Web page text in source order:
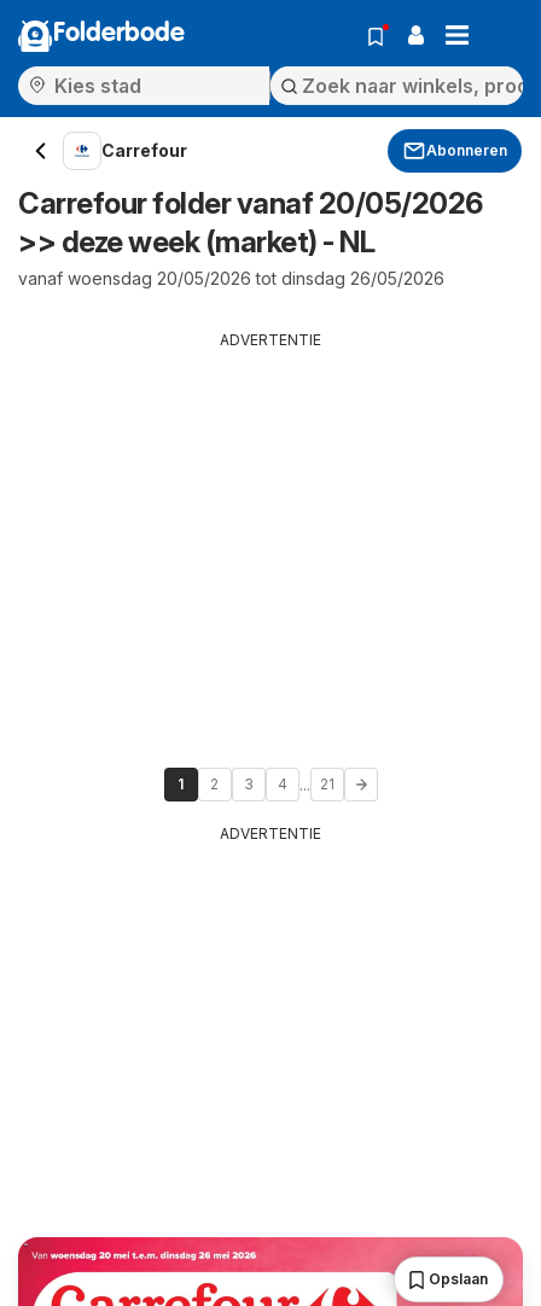
Folderbode
Carrefour Abonneren
Carrefour folder vanaf 20/05/2026
>> deze week (market) - NL
vanaf woensdag 20/05/2026 tot dinsdag 26/05/2026
ADVERTENTIE
1 2 3 4 ... 21
ADVERTENTIE
Opslaan